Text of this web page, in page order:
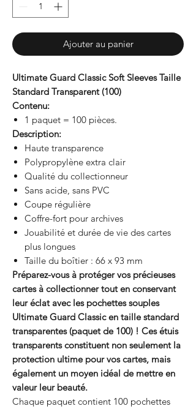
Ajouter au panier
Ultimate Guard Classic Soft Sleeves Taille
Standard Transparent (100)
Contenu:
1 paquet = 100 pièces.
Description:
Haute transparence
Polypropylène extra clair
Qualité du collectionneur
Sans acide, sans PVC
Coupe régulière
Coffre-fort pour archives
Jouabilité et durée de vie des cartes
plus longues
Taille du boîtier : 66 x 93 mm
Préparez-vous à protéger vos précieuses
cartes à collectionner tout en conservant
leur éclat avec les pochettes souples
Ultimate Guard Classic en taille standard
transparentes (paquet de 100) ! Ces étuis
transparents constituent non seulement la
protection ultime pour vos cartes, mais
également un moyen idéal de mettre en
valeur leur beauté.
Chaque paquet contient 100 pochettes